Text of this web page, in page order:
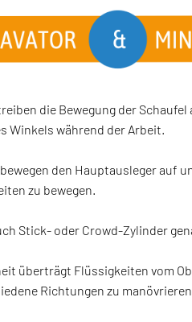
die Bewegung der
Winkels während der Arbeit.
den Hauptausleger auf
zu bewegen.
Stick- oder Crowd-Zylinder
überträgt Flüssigkeiten vom
Richtungen zu